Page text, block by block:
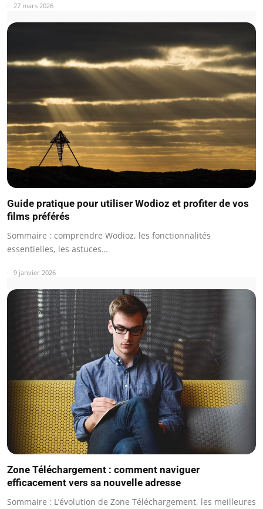
27 mars 2026
Guide pratique pour utiliser Wodioz et profiter de vos
films préférés
Sommaire : comprendre Wodioz, les fonctionnalités
essentielles, les astuces…
9 janvier 2026
Zone Téléchargement : comment naviguer
efficacement vers sa nouvelle adresse
Sommaire : L’évolution de Zone Téléchargement, les meilleures